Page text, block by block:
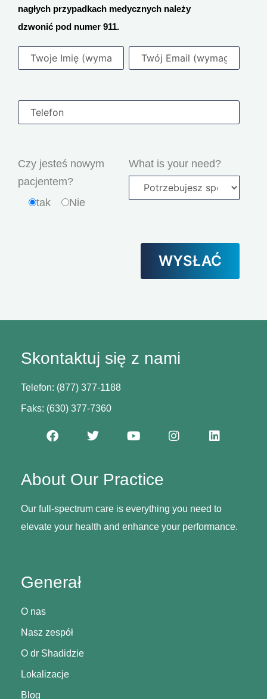
nagłych przypadkach medycznych należy
dzwonić pod numer 911.
Czy jesteś nowym
pacjentem?
tak
Nie
What is your need?
Generał
O nas
Nasz zespół
O dr Shadidzie
Lokalizacje
Blog
About Our Practice
Our full-spectrum care is everything you need to
elevate your health and enhance your performance.
Skontaktuj się z nami
Telefon: (877) 377-1188
Faks: (630) 377-7360